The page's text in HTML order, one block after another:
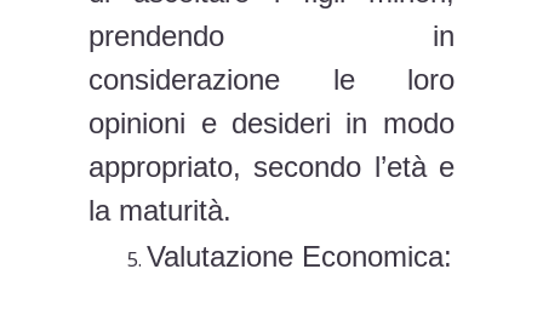
prendendo in
considerazione le loro
opinioni e desideri in modo
appropriato, secondo l’età e
la maturità.
Valutazione Economica: